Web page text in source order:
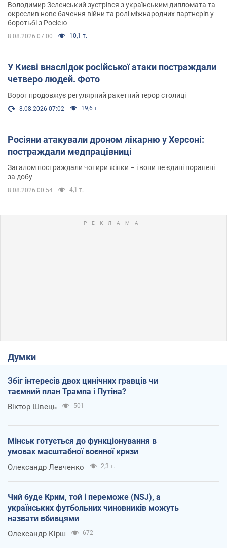
Володимир Зеленський зустрівся з українським дипломата та
окреслив нове бачення війни та ролі міжнародних партнерів у
боротьбі з Росією
8.08.2026 07:00 10,1 т.
У Києві внаслідок російської атаки постраждали
четверо людей. Фото
Ворог продовжує регулярний ракетний терор столиці
8.08.2026 07:02 19,6 т.
Росіяни атакували дроном лікарню у Херсоні:
постраждали медпрацівниці
Загалом постраждали чотири жінки – і вони не єдині поранені
за добу
8.08.2026 00:54 4,1 т.
Думки
Збіг інтересів двох цинічних гравців чи
таємний план Трампа і Путіна?
Віктор Швець 501
Мінськ готується до функціонування в
умовах масштабної воєнної кризи
Олександр Левченко 2,3 т.
Чий буде Крим, той і переможе (NSJ), а
українських футбольних чиновників можуть
назвати вбивцями
Олександр Кірш 672